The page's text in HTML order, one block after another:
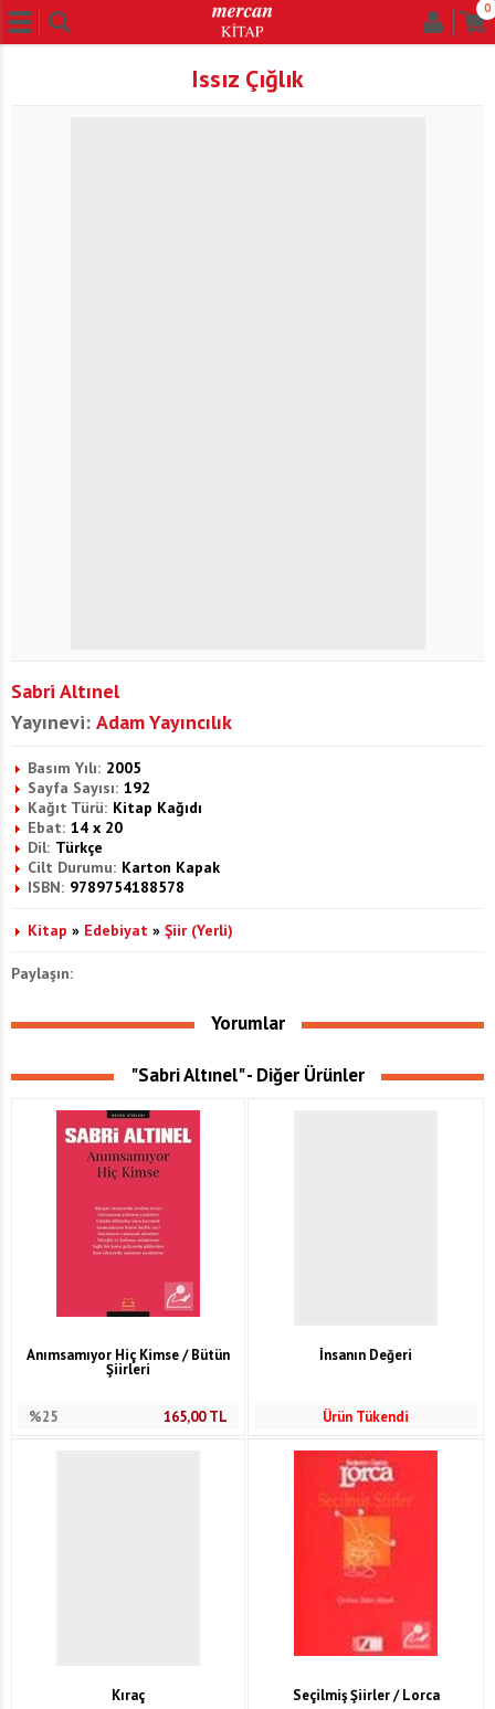
0
Issız Çığlık
Sabri Altınel
Yayınevi: Adam Yayıncılık
Basım Yılı: 2005
Sayfa Sayısı: 192
Kağıt Türü: Kitap Kağıdı
Ebat: 14 x 20
Dil: Türkçe
Cilt Durumu: Karton Kapak
ISBN: 9789754188578
Kitap » Edebiyat » Şiir (Yerli)
Paylaşın:
Yorumlar
"Sabri Altınel" - Diğer Ürünler
Anımsamıyor Hiç Kimse / Bütün
Şiirleri
%25 165,00TL
İnsanın Değeri
Ürün Tükendi
Kıraç Seçilmiş Şiirler / Lorca